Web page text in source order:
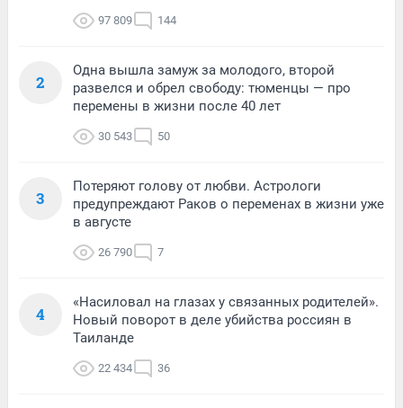
97 809 144
2
Одна вышла замуж за молодого, второй
развелся и обрел свободу: тюменцы — про
перемены в жизни после 40 лет
30 543 50
3
Потеряют голову от любви. Астрологи
предупреждают Раков о переменах в жизни уже
в августе
26 790 7
4
«Насиловал на глазах у связанных родителей».
Новый поворот в деле убийства россиян в
Таиланде
22 434 36